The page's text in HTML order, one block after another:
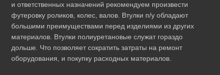
и ответственных назначений рекомендуем произвести
футеровку роликов, колес, валов. Втулки п/у обладают
большими преимуществами перед изделиями из других
материалов. Втулки полиуретановые служат гораздо
дольше. Что позволяет сократить затраты на ремонт
оборудования, и покупку расходных материалов.